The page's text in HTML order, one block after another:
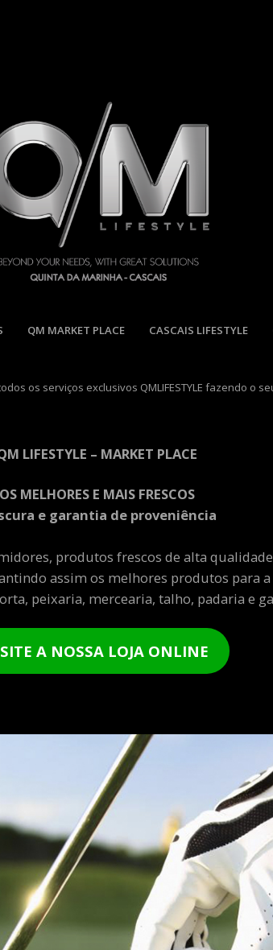
QM MARKET PLACE CASCAIS LIFESTYLE
os serviços exclusivos QMLIFESTYLE fazendo o
LIFESTYLE – MARKET PLACE
OS MELHORES E MAIS FRESCOS
e garantia de proveniência
produtos frescos de alta
assim os melhores produtos para a
peixaria, mercearia, talho, padaria e
A NOSSA LOJA ONLINE